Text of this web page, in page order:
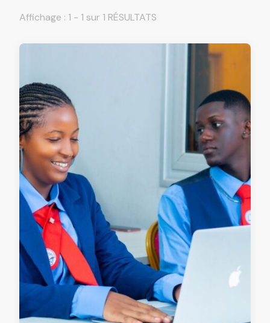
Affichage : 1 - 1 sur 1 RÉSULTATS